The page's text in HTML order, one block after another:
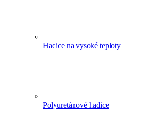
Hadice na vysoké teploty
Polyuretánové hadice